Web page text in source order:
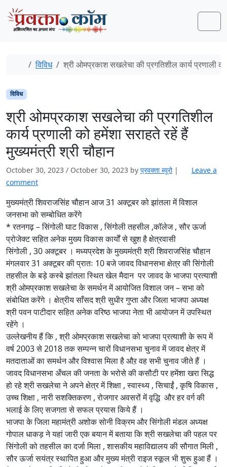
Skip to content
Skip to footer
Home
विविध श्री ओमप्रकाश सखलेचा की प्रगतिशील कार्य प्रणाली
विविध
श्री ओमप्रकाश सखलेचा की प्रगतिशील
कार्य प्रणाली को हमेंशा सराहते रहें हैं
मुख्यमंत्री श्री चौहान
October 30, 2023 / October 30, 2023 by प्रवक्‍ता ब्यूरो |
Leave a
comment
मुख्यमंत्री शिवराजसिंह चौहान आज 31 अक्टूबर को झांतला में विशाल
जनसभा को सम्बोधित करेंगे
* रतनगढ़ – सिंगोली घाट विकास , सिंगोली तहसील ,कॉलेज , सौर ऊर्जा
प्रोजेक्ट सहित अनेक मुख्य विकास कार्यों से खुश है क्षेत्रवासी
सिंगोली , 30 अक्टूबर । मध्यप्रदेश के मुख्यमंत्री श्री शिवराजसिंह चौहान
मंगलवार 31 अक्टूबर की प्रातः 10 बजे जावद विधानसभा क्षेत्र की सिंगोली
तहसील के बड़े कस्बे झांतला स्थित खेल मैदान पर जावद के भाजपा प्रत्याशी
श्री ओमप्रकाश सखलेचा के समर्थन में आयोजित विशाल जन – सभा को
संबोधित करेंगे । क्षेत्रीय साँसद श्री सुधीर गुप्ता और जिला भाजपा अध्यक्ष
श्री पवन पाटीदार सहित अनेक वरिष्ठ भाजपा नेता भी आयोजन में उपस्थित
रहेंगे ।
उल्लेखनीय हैं कि , श्री ओमप्रकाश सखलेचा को भाजपा प्रत्याशी के रूप में
वर्ष 2003 से 2018 तक सम्पन्न चारों विधानसभा चुनाव में जावद क्षेत्र में
मतदाताओं का समर्थन और विश्वास मिला है औऱ वह सभी चुनाव जीते हैं ।
जावद विधानसभा अँचल की जनता के भरोसे की कसौटी पर हमेंशा खरा सिद्ध
हो रहे श्री सखलेचा ने अपने क्षेत्र में शिक्षा , स्वास्थ्य , सिचाईं , कृषि विकास ,
उच्च शिक्षा , नारी सशक्तिकरण , रोजगार अवसरों में वृद्धि और हर वर्ग की
भलाई के लिए सजगता से सफल प्रयास किये हैं ।
भाजपा के जिला महामंत्री अशोक सोनी विक्रम और सिंगोली मंडल अध्यक्ष
गोपाल धाकड़ ने यहां जारी एक बयान में बताया कि श्री सखलेचा की पहल पर
सिंगोली को तहसील का दर्जा मिला , शासकीय महाविद्यालय की सौगात मिली ,
सौर ऊर्जा सयंत्र स्थापित हुआ और मुख्य मंत्री राइज स्कूल भी शुरू हुआ हैं ।